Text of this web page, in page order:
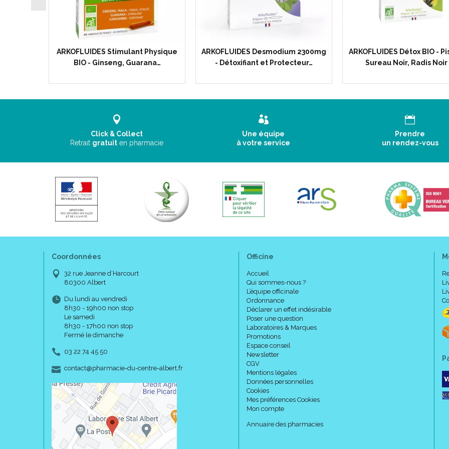
Formules plus concentrées :
Après plusieurs années de
la gamme Arkofluides®.
Alliant innovation,
Plantes BIO de haute qualité
Sans édulcorants, sans
(1) Efficacité d' extraction
Conseils d' utilisation :
ARKOFLUIDES Stimulant Physique
BIO - Ginseng, Guarana…
ARKOFLUIDES Desmodium 2300mg
- Détoxifiant et Protecteur…
ARKOFLUIDES Détox BIO -
Sureau Noir, Radis Noir
Click & Collect
Retrait gratuit en pharmacie
Une équipe
à votre service
Prendre
un rendez-vous
Coordonnées
32 rue Jeanne d’Harcourt
80300 Albert
Du lundi au vendredi
8h30 - 19h00 non stop
Le samedi
8h30 - 17h00 non stop
Fermé le dimanche
03 22 74 45 50
contact-
@-
pharmacie-du-centre-albert.fr
Officine
Accueil
Qui sommes-nous ?
L’équipe officinale
Ordonnance
Déclarer un effet indésirable
Poser une question
Laboratoires & Marques
Promotions
Espace conseil
Newsletter
CGV
Mentions légales
Données personnelles
Cookies
Mes préférences Cookies
Mon compte
Annuaire des pharmacies